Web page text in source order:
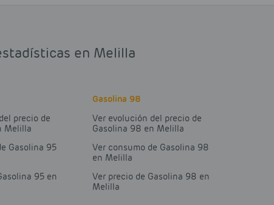
en Melilla
precio de
Melilla
Gasolina 95
95 en
Gasolina 98
Ver evolución del precio de
Gasolina 98 en Melilla
Ver consumo de Gasolina 98
en Melilla
Ver precio de Gasolina 98 en
Melilla